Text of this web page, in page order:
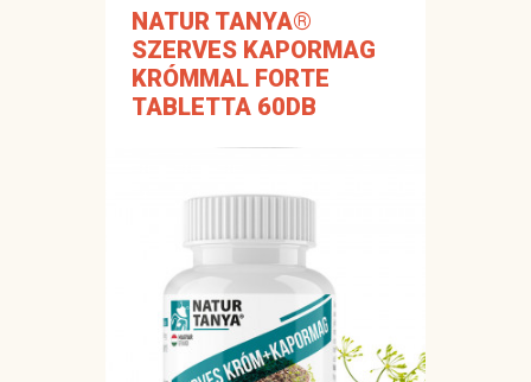
NATUR TANYA®
SZERVES KAPORMAG
KRÓMMAL FORTE
TABLETTA 60DB